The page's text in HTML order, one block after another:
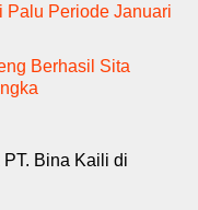
Periode Januari
Berhasil Sita
Bina Kaili di